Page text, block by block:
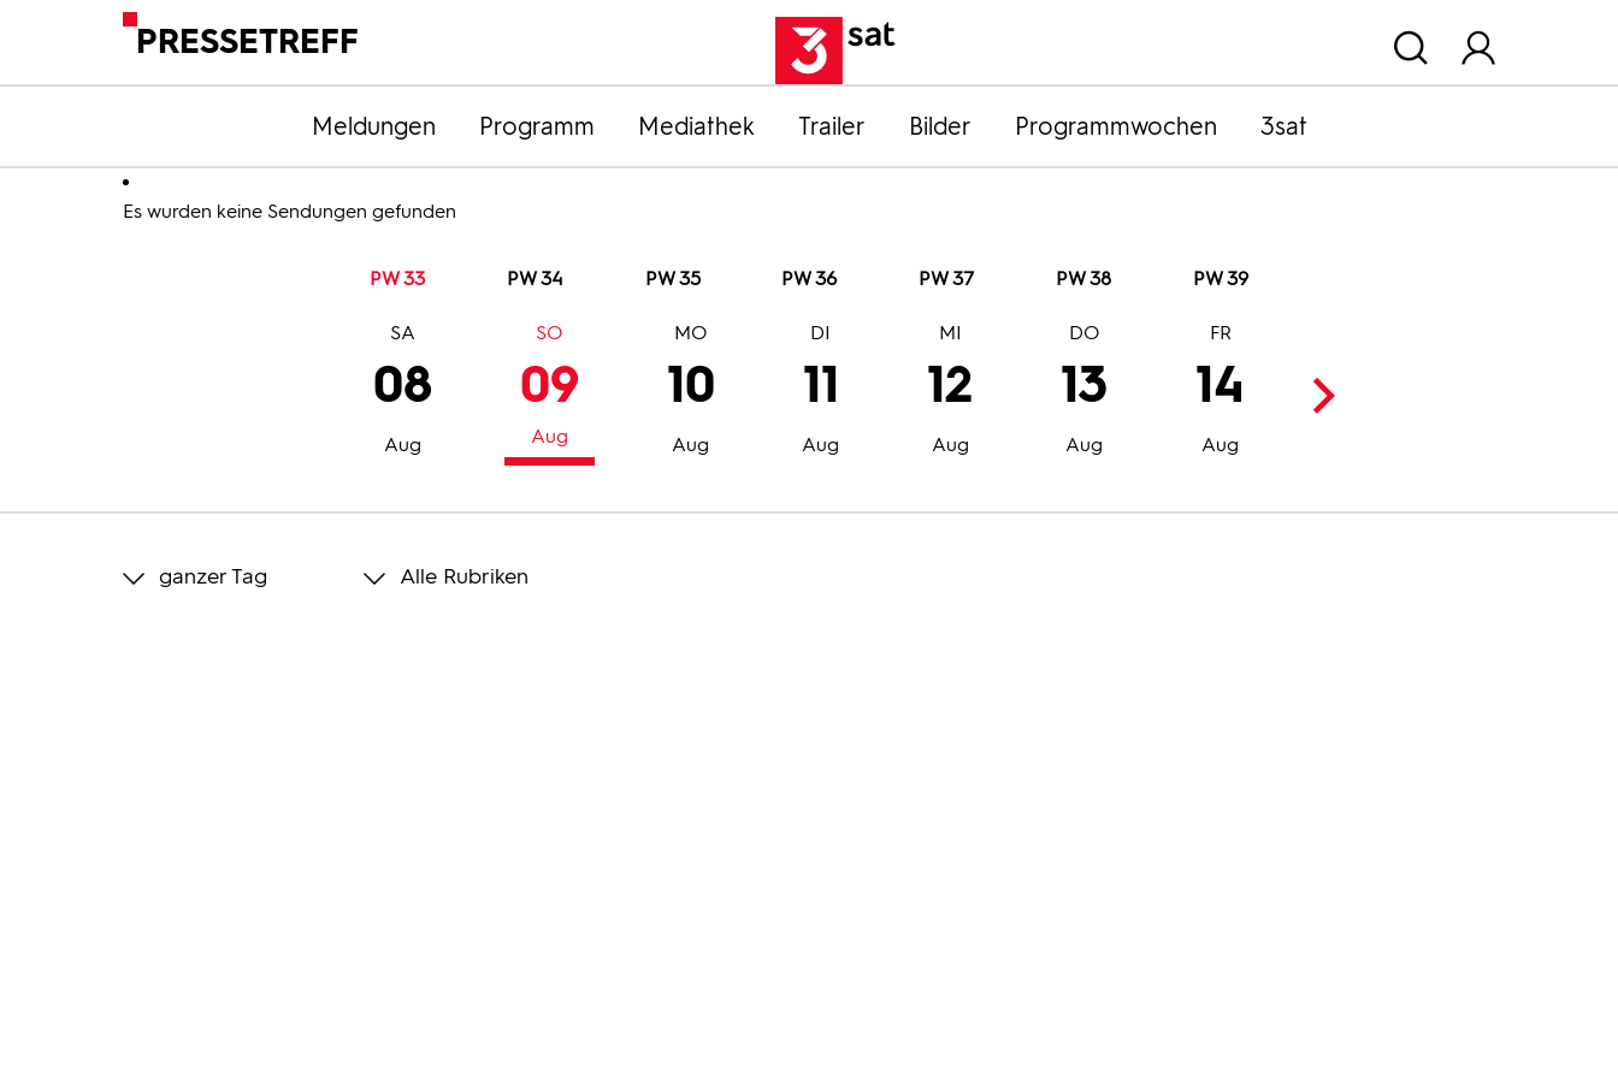
PRESSETREFF
Meldungen Programm Mediathek Trailer Bilder Programmwochen 3sat
Es wurden keine Sendungen gefunden
PW 33 PW 34 PW 35 PW 36 PW 37 PW 38 PW 39
08
Aug
SA
09
Aug
SO
10
Aug
MO
11
Aug
DI
12
Aug
MI
13
Aug
DO
14
Aug
FR
15
ganzer Tag Alle Rubriken